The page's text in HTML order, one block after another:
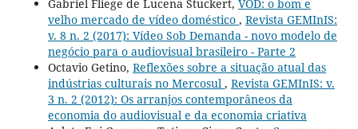
Gabriel Fliege de Lucena Stuckert, VOD: o bom e
velho mercado de vídeo doméstico , Revista GEMInIS:
v. 8 n. 2 (2017): Vídeo Sob Demanda - novo modelo de
negócio para o audiovisual brasileiro - Parte 2
Octavio Getino, Reflexões sobre a situação atual das
indústrias culturais no Mercosul , Revista GEMInIS: v.
3 n. 2 (2012): Os arranjos contemporâneos da
economia do audiovisual e da economia criativa